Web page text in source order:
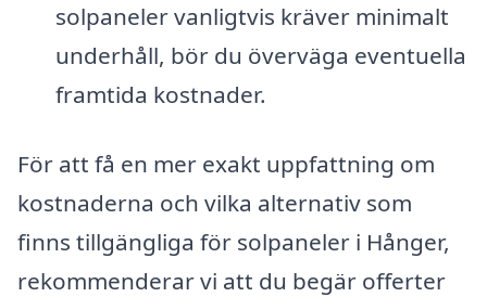
solpaneler vanligtvis kräver minimalt
underhåll, bör du överväga eventuella
framtida kostnader.
För att få en mer exakt uppfattning om
kostnaderna och vilka alternativ som
finns tillgängliga för solpaneler i Hånger,
rekommenderar vi att du begär offerter